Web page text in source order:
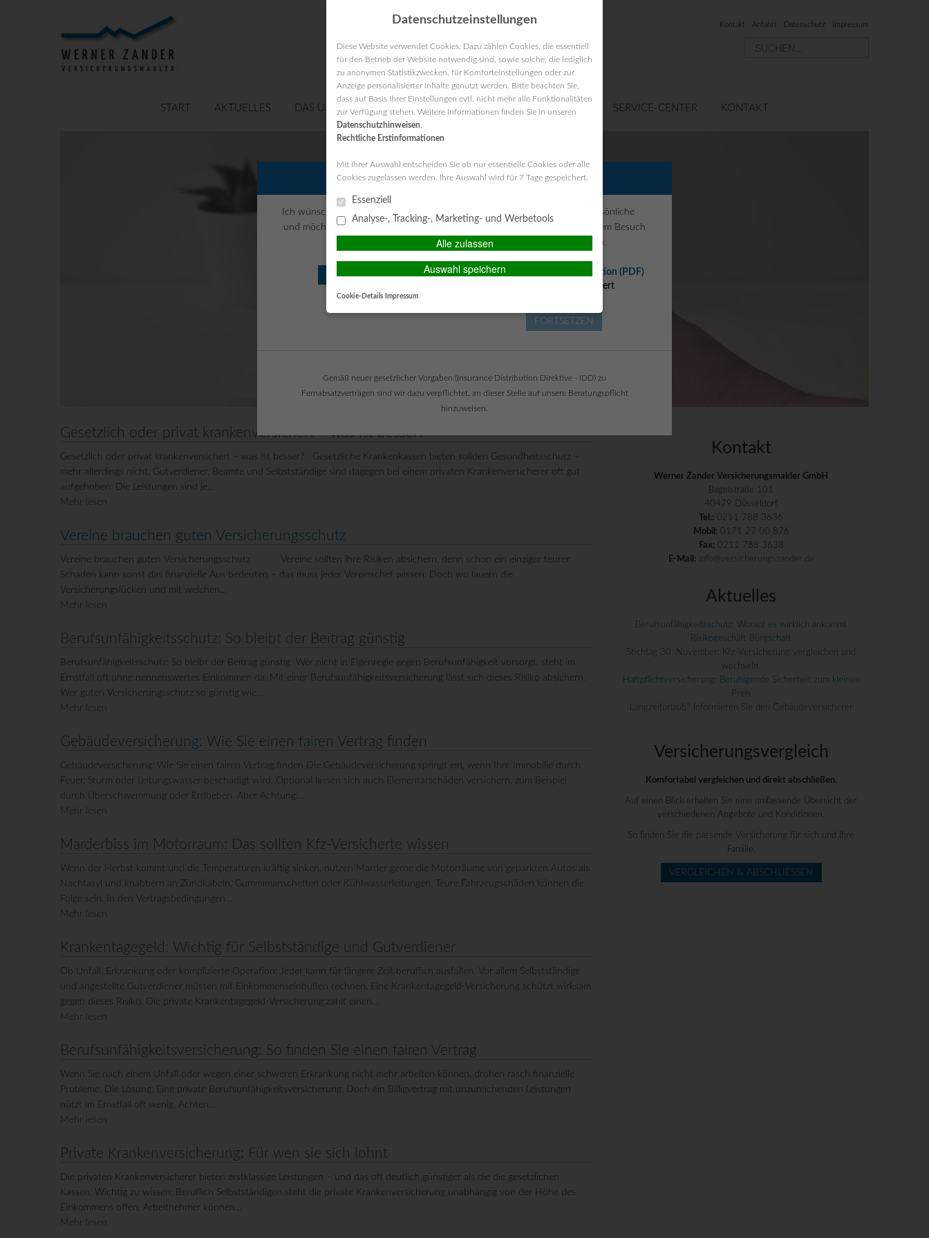
Kontakt Anfahrt Datenschutz Impressum
START AKTUELLES DAS UNTERNEHMEN VERSICHERUNGEN VORSORGE SERVICE-CENTER KONTAKT
Gesetzlich oder privat krankenversichert – was ist besser?
Gesetzlich oder privat krankenversichert – was ist besser? Gesetzliche Krankenkassen bieten soliden Gesundheitsschutz –
mehr allerdings nicht. Gutverdiener, Beamte und Selbstständige sind dagegen bei einem privaten Krankenversicherer oft gut
aufgehoben: Die Leistungen sind je…
Mehr lesen
Vereine brauchen guten Versicherungsschutz
Vereine brauchen guten Versicherungsschutz Vereine sollten ihre Risiken absichern, denn schon ein einziger teurer
Schaden kann sonst das finanzielle Aus bedeuten – das muss jeder Vereinschef wissen. Doch wo lauern die
Versicherungslücken und mit welchen…
Mehr lesen
Berufsunfähigkeitsschutz: So bleibt der Beitrag günstig
Berufsunfähigkeitsschutz: So bleibt der Beitrag günstig Wer nicht in Eigenregie gegen Berufsunfähigkeit vorsorgt, steht im
Ernstfall oft ohne nennenswertes Einkommen da. Mit einer Berufsunfähigkeitsversicherung lässt sich dieses Risiko absichern.
Wer guten Versicherungsschutz so günstig wie…
Mehr lesen
Gebäudeversicherung: Wie Sie einen fairen Vertrag finden
Gebäudeversicherung: Wie Sie einen fairen Vertrag finden Die Gebäudeversicherung springt ein, wenn Ihre Immobilie durch
Feuer, Sturm oder Leitungswasser beschädigt wird. Optional lassen sich auch Elementarschäden versichern, zum Beispiel
durch Überschwemmung oder Erdbeben. Aber Achtung:…
Mehr lesen
Marderbiss im Motorraum: Das sollten Kfz-Versicherte wissen
Wenn der Herbst kommt und die Temperaturen kräftig sinken, nutzen Marder gerne die Motorräume von geparkten Autos als
Nachtasyl und knabbern an Zündkabeln, Gummimanschetten oder Kühlwasserleitungen. Teure Fahrzeugschäden können die
Folge sein. In den Vertragsbedingungen…
Mehr lesen
Krankentagegeld: Wichtig für Selbstständige und Gutverdiener
Ob Unfall, Erkrankung oder komplizierte Operation: Jeder kann für längere Zeit beruflich ausfallen. Vor allem Selbstständige
und angestellte Gutverdiener müssen mit Einkommenseinbußen rechnen. Eine Krankentagegeld-Versicherung schützt wirksam
gegen dieses Risiko. Die private Krankentagegeld-Versicherung zahlt einen…
Mehr lesen
Berufsunfähigkeitsversicherung: So finden Sie einen fairen Vertrag
Wenn Sie nach einem Unfall oder wegen einer schweren Erkrankung nicht mehr arbeiten können, drohen rasch finanzielle
Probleme. Die Lösung: Eine private Berufsunfähigkeitsversicherung. Doch ein Billigvertrag mit unzureichenden Leistungen
nützt im Ernstfall oft wenig. Achten…
Mehr lesen
Private Krankenversicherung: Für wen sie sich lohnt
Die privaten Krankenversicherer bieten erstklassige Leistungen – und das oft deutlich günstiger als die die gesetzlichen
Kassen. Wichtig zu wissen: Beruflich Selbstständigen steht die private Krankenversicherung unabhängig von der Höhe des
Einkommens offen, Arbeitnehmer können…
Mehr lesen
Kontakt
Werner Zander Versicherungsmakler GmbH
Bagelstraße 101
40479 Düsseldorf
Tel.: 0211 788 3636
Mobil: 0171 27 00 876
Fax: 0211 788 3638
E-Mail: info@versicherungszander.de
Aktuelles
Berufsunfähigkeitsschutz: Worauf es wirklich ankommt
Risikogeschäft Bürgschaft
Stichtag 30. November: Kfz-Versicherung vergleichen und
wechseln
Haftpflichtversicherung: Beruhigende Sicherheit zum kleinen
Preis
Langzeiturlaub? Informieren Sie den Gebäudeversicherer
Versicherungs­vergleich
Komfortabel vergleichen und direkt abschließen.
Auf einen Blick erhalten Sie eine umfassende Übersicht der
verschiedenen Angebote und Konditionen.
So finden Sie die passende Versicherung für sich und Ihre
Familie.
VERGLEICHEN & ABSCHLIESSEN
PERSÖNLICHE BERATUNG GEWÜNSCHT?
Ich wünsche eine persönliche Beratung
und möchte Kontakt mit einem Berater
BERATEN LASSEN
Ich verzichte auf eine persönliche
Beratung und möchte mit dem Besuch
der Seite fortfahren.
Ich habe die
Erstinformation (PDF)
gelesen und gespeichert
FORTSETZEN
Gemäß neuer gesetzlicher Vorgaben (Insurance Distribution Direktive - IDD) zu
Fernabsatzverträgen sind wir dazu verpflichtet, an dieser Stelle auf unsere Beratungspflicht
hinzuweisen.
Datenschutzeinstellungen
Diese Website verwendet Cookies. Dazu zählen Cookies, die essentiell
für den Betrieb der Website notwendig sind, sowie solche, die lediglich
zu anonymen Statistikzwecken, für Komforteinstellungen oder zur
Anzeige personalisierter Inhalte genutzt werden. Bitte beachten Sie,
dass auf Basis Ihrer Einstellungen evtl. nicht mehr alle Funktionalitäten
zur Verfügung stehen. Weitere Informationen finden Sie in unseren
Datenschutzhinweisen
Rechtliche Erstinformationen
Mit Ihrer Auswahl entscheiden Sie ob nur essentielle Cookies oder alle
Cookies zugelassen werden. Ihre Auswahl wird für 7 Tage gespeichert.
Essenziell
Analyse-, Tracking-, Marketing- und Werbetools
Alle zulassen
Auswahl speichern
Cookie-Details Impressum